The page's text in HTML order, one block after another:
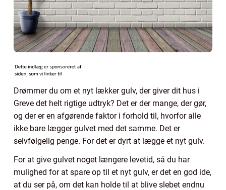
Drømmer du om et nyt lækker gulv, der giver dit hus i
Greve det helt rigtige udtryk? Det er der mange, der gør,
og der er en afgørende faktor i forhold til, hvorfor alle
ikke bare lægger gulvet med det samme. Det er
selvfølgelig penge. For det er dyrt at lægge et nyt gulv.
For at give gulvet noget længere levetid, så du har
mulighed for at spare op til et nyt gulv, er det en god ide,
at du ser på, om det kan holde til at blive slebet endnu